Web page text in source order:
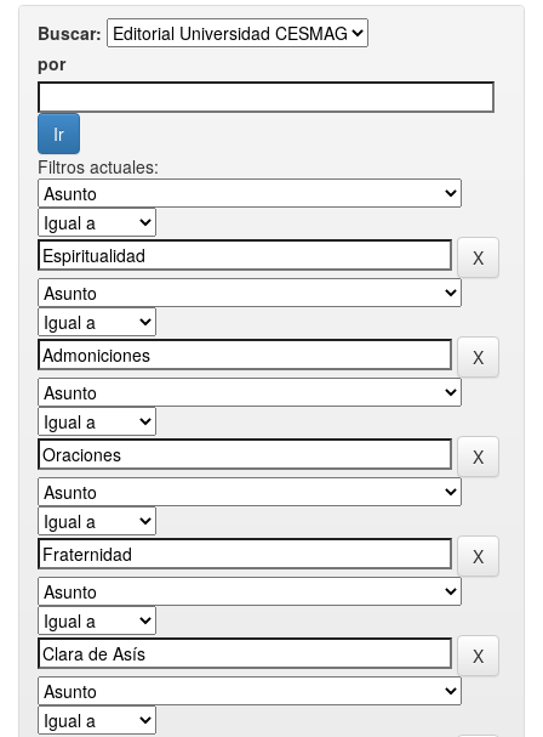
Buscar:
por
Filtros actuales: